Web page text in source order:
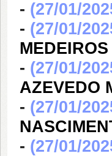
- (27/01/
- (27/01/
MEDEIROS
- (27/01/
AZEVEDO
- (27/01/
- (27/01/